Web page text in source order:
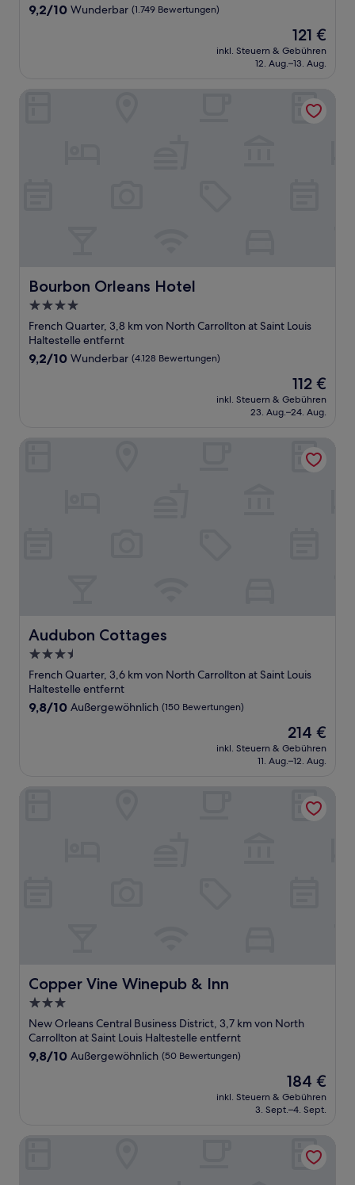
9.2
9,2/10 Wunderbar (1.749 Bewertungen)
Der
Preis
beträgt
121 €
inkl. Steuern & Gebühren
12. Aug.–13. Aug.
Bourbon Orleans Hotel
Bourbon Orleans Hotel
4.0-
Sterne-
Unterkunft
French Quarter, 3,8 km von North Carrollton at Saint Louis
Haltestelle entfernt
9.2
9,2/10 Wunderbar (4.128 Bewertungen)
Der
Preis
beträgt
112 €
inkl. Steuern & Gebühren
23. Aug.–24. Aug.
Audubon Cottages
Audubon Cottages
3.5-
Sterne-
Unterkunft
French Quarter, 3,6 km von North Carrollton at Saint Louis
Haltestelle entfernt
9.8
9,8/10 Außergewöhnlich (150 Bewertungen)
Der
Preis
beträgt
214 €
inkl. Steuern & Gebühren
11. Aug.–12. Aug.
Copper Vine Winepub & Inn
Copper Vine Winepub & Inn
3.0-
Sterne-
Unterkunft
New Orleans Central Business District, 3,7 km von North
Carrollton at Saint Louis Haltestelle entfernt
9.8
9,8/10 Außergewöhnlich (50 Bewertungen)
Der
Preis
beträgt
184 €
inkl. Steuern & Gebühren
3. Sept.–4. Sept.
Courtyard by Marriott New Orleans French Quarter/